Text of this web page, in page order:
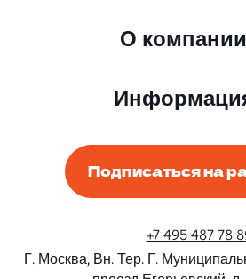
О компании
Подписаться на
+7 495 487 78
Г. Москва, Вн. Тер. Г.